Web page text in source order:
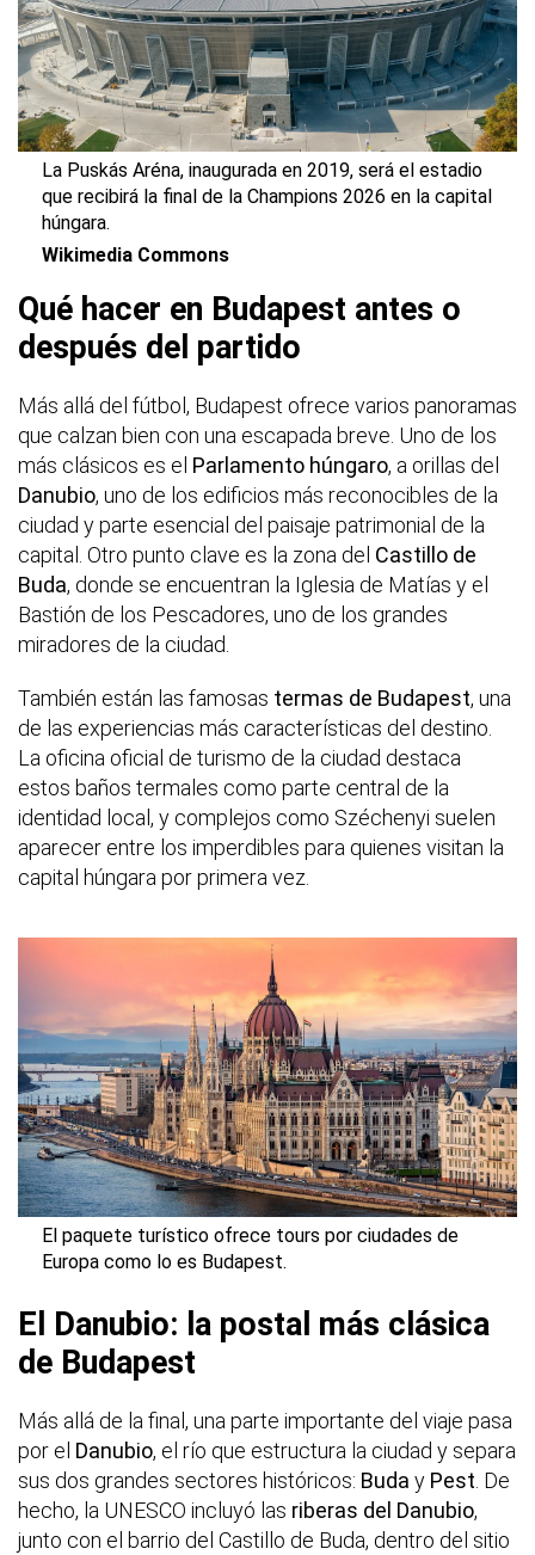
La Puskás Aréna, inaugurada en 2019, será el estadio
que recibirá la final de la Champions 2026 en la capital
húngara.
Wikimedia Commons
Qué hacer en Budapest antes o
después del partido
Más allá del fútbol, Budapest ofrece varios panoramas
que calzan bien con una escapada breve. Uno de los
más clásicos es el Parlamento húngaro, a orillas del
Danubio, uno de los edificios más reconocibles de la
ciudad y parte esencial del paisaje patrimonial de la
capital. Otro punto clave es la zona del Castillo de
Buda, donde se encuentran la Iglesia de Matías y el
Bastión de los Pescadores, uno de los grandes
miradores de la ciudad.
También están las famosas termas de Budapest, una
de las experiencias más características del destino.
La oficina oficial de turismo de la ciudad destaca
estos baños termales como parte central de la
identidad local, y complejos como Széchenyi suelen
aparecer entre los imperdibles para quienes visitan la
capital húngara por primera vez.
El paquete turístico ofrece tours por ciudades de
Europa como lo es Budapest.
El Danubio: la postal más clásica
de Budapest
Más allá de la final, una parte importante del viaje pasa
por el Danubio, el río que estructura la ciudad y separa
sus dos grandes sectores históricos: Buda y Pest. De
hecho, la UNESCO incluyó las riberas del Danubio,
junto con el barrio del Castillo de Buda, dentro del sitio